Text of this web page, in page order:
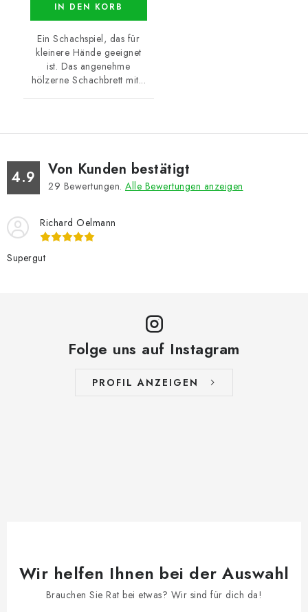
IN DEN KORB
Ein Schachspiel, das für
kleinere Hände geeignet
ist. Das angenehme
hölzerne Schachbrett mit...
4.9 Von Kunden bestätigt
29 Bewertungen. Alle Bewertungen anzeigen
Richard Oelmann
Supergut
Folge uns auf Instagram
PROFIL ANZEIGEN
Wir helfen Ihnen bei der Auswahl
Brauchen Sie Rat bei etwas? Wir sind für dich da!